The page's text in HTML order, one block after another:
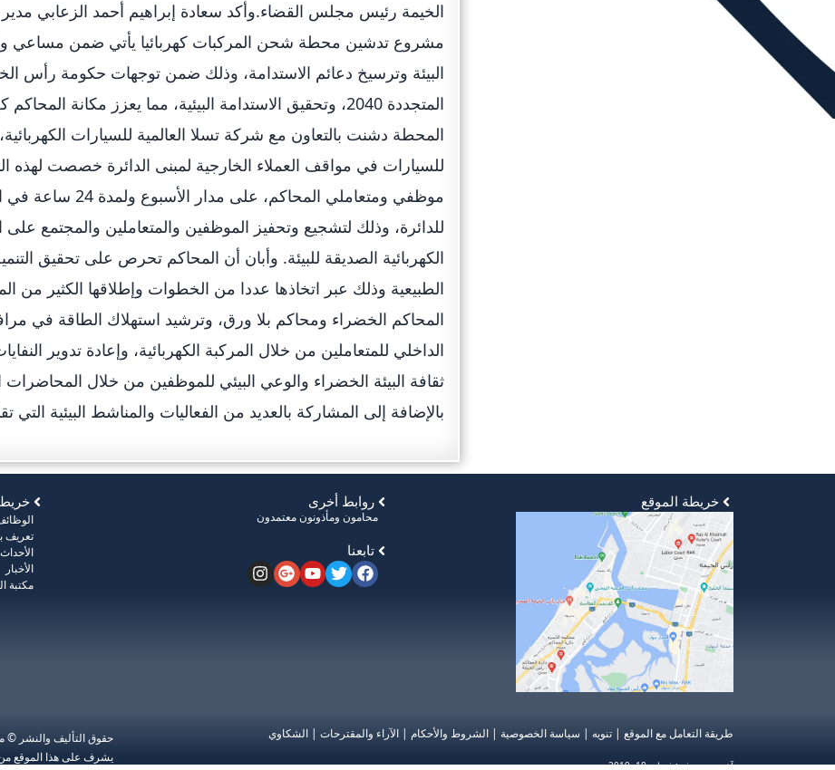
الخيمة رئيس مجلس القضاء.وأكد سعادة إبراهيم أحمد الزعابي
مشروع تدشين محطة شحن المركبات كهربائيا يأتي ضمن مساعي
البيئة وترسيخ دعائم الاستدامة، وذلك ضمن توجهات حكومة رأس
المتجددة 2040، وتحقيق الاستدامة البيئية، مما يعزز مكانة
المحطة دشنت بالتعاون مع شركة تسلا العالمية للسيارات
للسيارات في مواقف العملاء الخارجية لمبنى الدائرة خصصت لهذه
موظفي ومتعاملي
للدائرة، وذلك لتشجيع وتحفيز الموظفين والمتعاملين والمجتمع
الكهربائية الصديقة للبيئة. وأبان أن المحاكم تحرص على تحقيق
الطبيعية وذلك عبر اتخاذها عددا من الخطوات وإطلاقها الكثير من
المحاكم الخضراء ومحاكم بلا ورق، وترشيد استهلاك الطاقة في
الداخلي للمتعاملين من خلال المركبة الكهربائية، وإعادة تدوير
ثقافة البيئة الخضراء والوعي البيئي للموظفين من خلال
بالإضافة إلى المشاركة بالعديد من الفعاليات والمناشط البيئية
تعريف
الأخبار
مكتبة
روابط أخرى
محامون ومأذونون معتمدون
تابعنا
خريطة الموقع
حقوق التأليف والنشر
يشرف على هذا الموقع
طريقة التعامل مع الموقع | تنويه | سياسة الخصوصية | الشروط والأحكام | الآراء والمقترحات | الشكاوي
آخر تحديث في:فبراير 10, 2019